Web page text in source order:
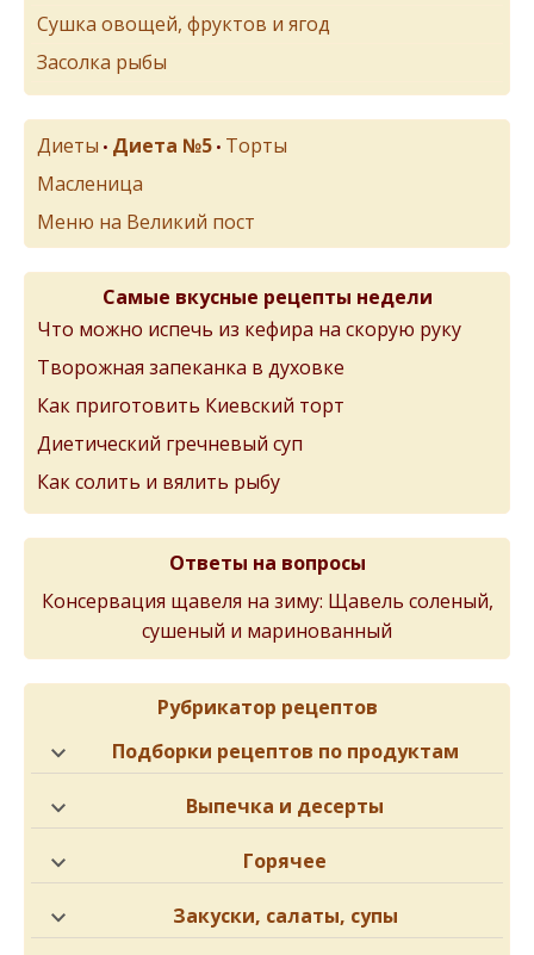
Сушка овощей, фруктов и ягод
Засолка рыбы
Диеты • Диета №5 • Торты
Масленица
Меню на Великий пост
Самые вкусные рецепты недели
Что можно испечь из кефира на скорую руку
Творожная запеканка в духовке
Как приготовить Киевский торт
Диетический гречневый суп
Как солить и вялить рыбу
Ответы на вопросы
Консервация щавеля на зиму: Щавель соленый,
сушеный и маринованный
Рубрикатор рецептов
Подборки рецептов по продуктам
Выпечка и десерты
Горячее
Закуски, салаты, супы